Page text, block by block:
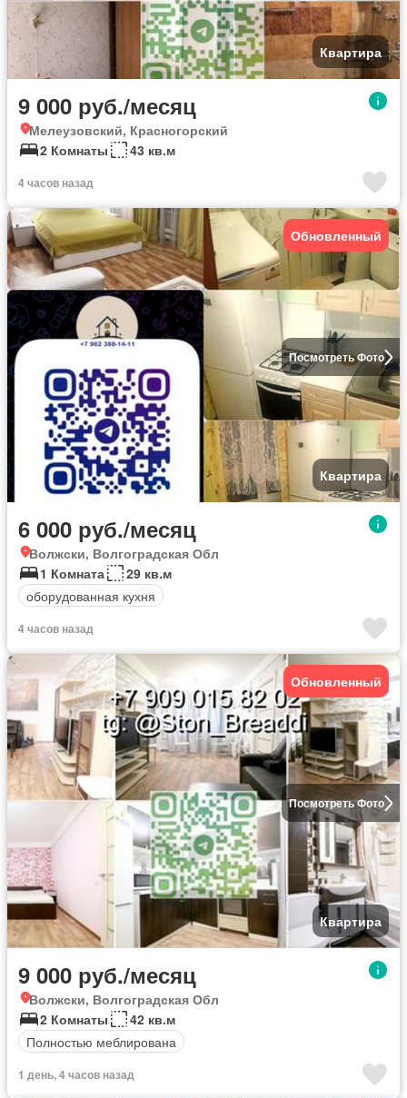
Квартира
9 000 руб./месяц
Мелеузовский, Красногорский
2 Комнаты
43 кв.м
4 часов назад
Посмотреть Фото
Обновленный
Квартира
6 000 руб./месяц
Волжски, Волгоградская Обл
1 Комната
29 кв.м
оборудованная кухня
4 часов назад
Посмотреть Фото
Обновленный
Квартира
9 000 руб./месяц
Волжски, Волгоградская Обл
2 Комнаты
42 кв.м
Полностью меблирована
1 день, 4 часов назад